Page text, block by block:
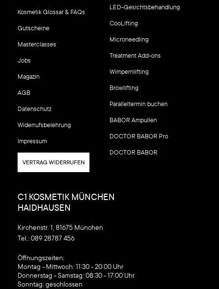
Kosmetik Glossar & FAQs
Gutscheine
Masterclasses
Jobs
Magazin
AGB
Datenschutz
Widerrufsbelehrung
Impressum
VERTRAG WIDERRUFEN
LED-Gesichtsbehandlung
CooLifting
Microneedling
Treatment Add-ons
Wimpernlifting
Browlifting
Paralleltermin buchen
BABOR Ampullen
DOCTOR BABOR Pro
DOCTOR BABOR
C1 KOSMETIK MÜNCHEN
HAIDHAUSEN
Kirchenstr. 1, 81675 München
Tel.: 089 28787 456
‍Öffnungszeiten:
Montag - Mittwoch: 11:30 - 20:00 Uhr
Donnerstag - Samstag: 08:30 - 17:00 Uhr
Sonntag: geschlossen